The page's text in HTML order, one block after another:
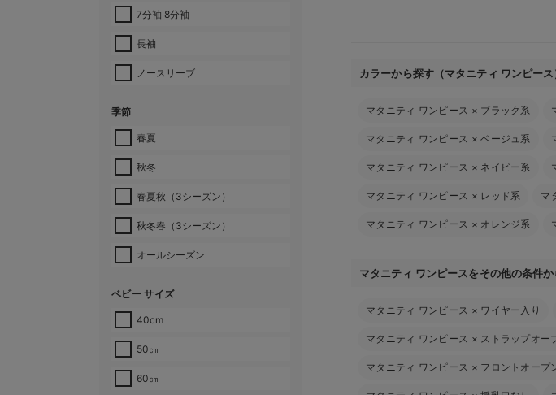
7分袖 8分袖
長袖
ノースリーブ
季節
春夏
秋冬
春夏秋（3シーズン）
秋冬春（3シーズン）
オールシーズン
ベビー サイズ
40cm
50㎝
60㎝
カラーから探す（マタニティ ワンピース
マタニティ ワンピース × ブラック系
マタニティ ワンピース ×ベージュ系
マタニティ ワンピース × ネイビー系
マタニティ ワンピース × レッド系 マ
マタニティ ワンピース × オレンジ系
マタニティ ワンピースをその他の条件
マタニティ ワンピース × ワイヤー入り
マタニティ ワンピース × ストラップオー
マタニティ ワンピース × フロントオープ